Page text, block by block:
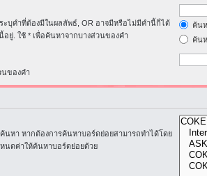
ะบุคำที่ต้องมีในผลลัพธ์, OR อาจมีหรือไม่มีคำนี้ก็ได้
อยู่. ใช้ * เพื่อค้นหาจากบางส่วนของคำ
ค้น
ค้น
นของคำ
นหา หากต้องการค้นหาบอร์ดย่อยสามารถทำได้โดย
นดค่าให้ค้นหาบอร์ดย่อยด้วย